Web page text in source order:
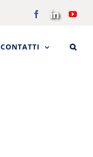
FacebookLinkedIn
CONTATTI